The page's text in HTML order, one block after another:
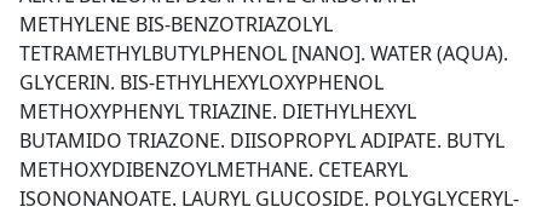
METHYLENE BIS-BENZOTRIAZOLYL
TETRAMETHYLBUTYLPHENOL [NANO]. WATER (AQUA).
GLYCERIN. BIS-ETHYLHEXYLOXYPHENOL
METHOXYPHENYL TRIAZINE. DIETHYLHEXYL
BUTAMIDO TRIAZONE. DIISOPROPYL ADIPATE. BUTYL
METHOXYDIBENZOYLMETHANE. CETEARYL
ISONONANOATE. LAURYL GLUCOSIDE. POLYGLYCERYL-